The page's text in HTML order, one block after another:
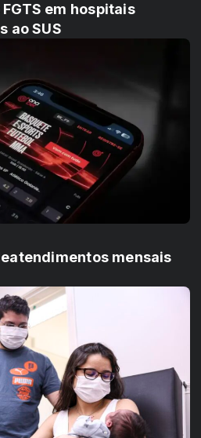
em hospitais
ao SUS
mensais